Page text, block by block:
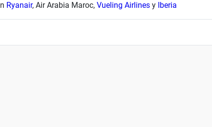
Ryanair, Air Arabia Maroc, Vueling Airlines y Iberia